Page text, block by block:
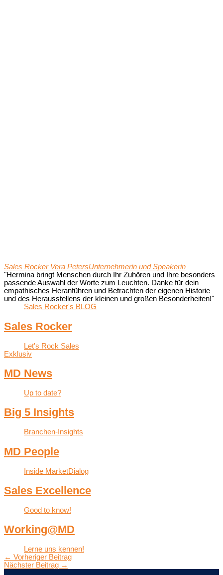
Sales Rocker Vera PetersUnternehmerin und Speakerin
"Hermina bringt Menschen durch Ihr Zuhören und Ihre besonders
passende Auswahl der Worte zum Leuchten. Danke für dein
empathisches Heranführen und Betrachten der eigenen Historie
und des Herausstellens der kleinen und großen Besonderheiten!"
Sales Rocker's BLOG
Sales Rocker
Let's Rock Sales
Exklusiv
MD News
Up to date?
Big 5 Insights
Branchen-Insights
MD People
Inside MarketDialog
Sales Excellence
Good to know!
Working@MD
Lerne uns kennen!
← Vorheriger Beitrag
Nächster Beitrag →